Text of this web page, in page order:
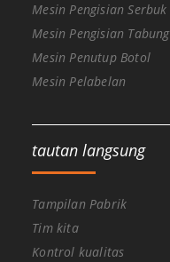
Mesin Pengisian Serbuk
Mesin Pengisian Tabung
Mesin Penutup Botol
Mesin Pelabelan
tautan langsung
Tampilan Pabrik
Tim kita
Kontrol kualitas